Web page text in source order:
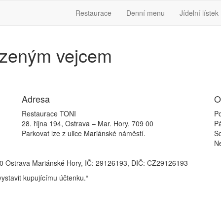
Restaurace Denní menu Jídelní lístek
vejcem
Adresa
Restaurace TONI
28. října 194, Ostrava – Mar. Hory, 709 00
Parkovat lze z ulice Mariánské náměstí.
Mariánské Hory, IČ: 29126193, DIČ: CZ29126193
kupujícímu účtenku.“